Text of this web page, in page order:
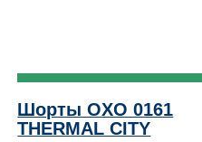
Шорты OXO 0161
THERMAL CITY